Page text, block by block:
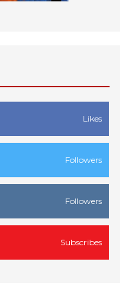
Likes
Followers
Followers
Subscribes